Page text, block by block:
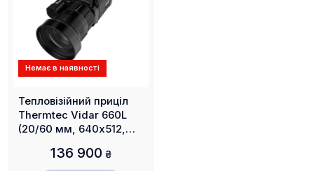
Немає в наявності
Тепловізійний приціл
Thermtec Vidar 660L
(20/60 мм, 640х512,
136 900 ₴